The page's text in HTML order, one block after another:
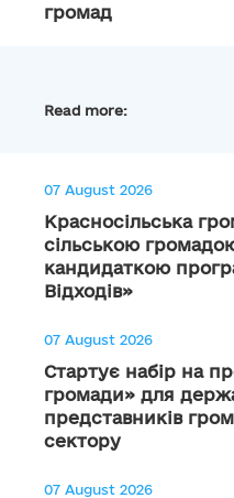
громад
Read more:
07 August 2026
Красносільська
сільською
кандидаткою
Відходів»
07 August 2026
Стартує набір на
громади» для
представників
сектору
07 August 2026